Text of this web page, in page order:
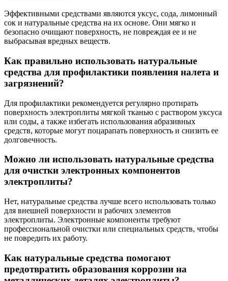
Эффективными средствами являются уксус, сода, лимонный
сок и натуральные средства на их основе. Они мягко и
безопасно очищают поверхность, не повреждая ее и не
выбрасывая вредных веществ.
Как правильно использовать натуральные
средства для профилактики появления налета и
загрязнений?
Для профилактики рекомендуется регулярно протирать
поверхность электроплиты мягкой тканью с раствором уксуса
или соды, а также избегать использования абразивных
средств, которые могут поцарапать поверхность и снизить ее
долговечность.
Можно ли использовать натуральные средства
для очистки электронных компонентов
электроплиты?
Нет, натуральные средства лучше всего использовать только
для внешней поверхности и рабочих элементов
электроплиты. Электронные компоненты требуют
профессиональной очистки или специальных средств, чтобы
не повредить их работу.
Как натуральные средства помогают
предотвратить образования коррозии на